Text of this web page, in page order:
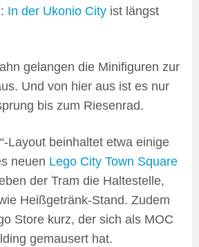
In der Ukonio City ist längst
gelangen die Minifiguren zur
Und von hier aus ist es nur
bis zum Riesenrad.
Layout beinhaltet etwa einige
neuen Lego City Town Square
der Tram die Haltestelle,
Heißgetränk-Stand. Zudem
Store kurz, der sich als MOC
gemausert hat.